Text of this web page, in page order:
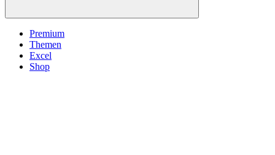
Premium
Themen
Excel
Shop